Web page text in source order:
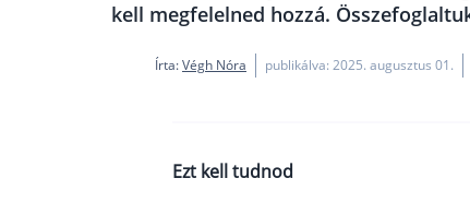
kell megfelelned hozzá.
Írta:Végh Nóra publikálva: 2025. augusztus 01.
Ezt kell tudnod